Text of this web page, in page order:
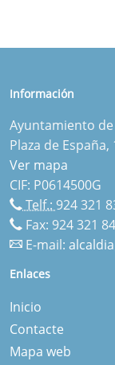
Información
Ayuntamiento
Plaza de
Ver mapa
CIF: P0614500G
Telf.: 924 321
Fax: 924 321
E-mail:
Enlaces
Inicio
Contacte
Mapa web